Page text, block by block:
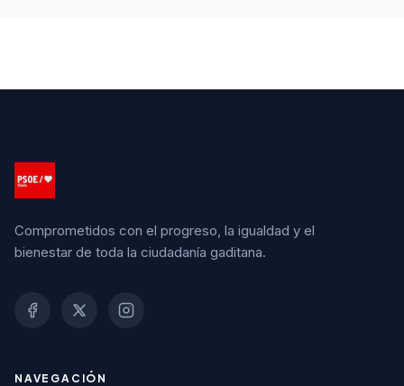
Comprometidos con el progreso, la igualdad y el
bienestar de toda la ciudadanía gaditana.
NAVEGACIÓN